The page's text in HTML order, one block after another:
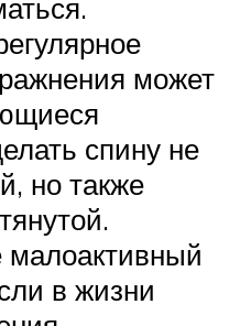
может
спину не
но также
в жизни